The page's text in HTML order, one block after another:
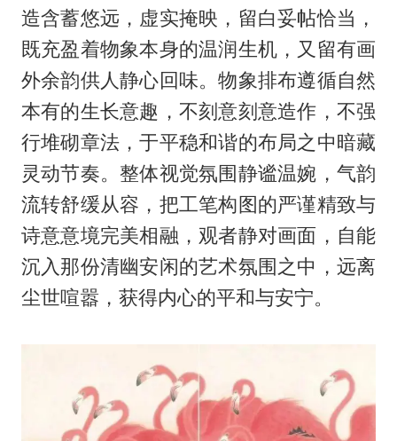
造含蓄悠远，虚实掩映，留白妥帖恰当，
既充盈着物象本身的温润生机，又留有画
外余韵供人静心回味。物象排布遵循自然
本有的生长意趣，不刻意刻意造作，不强
行堆砌章法，于平稳和谐的布局之中暗藏
灵动节奏。整体视觉氛围静谧温婉，气韵
流转舒缓从容，把工笔构图的严谨精致与
诗意意境完美相融，观者静对画面，自能
沉入那份清幽安闲的艺术氛围之中，远离
尘世喧嚣，获得内心的平和与安宁。